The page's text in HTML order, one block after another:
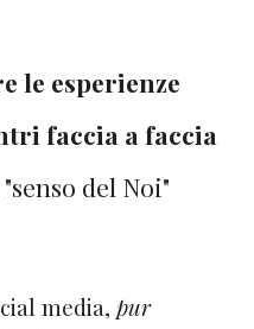
le esperienze
faccia a faccia
del Noi"
media,pur